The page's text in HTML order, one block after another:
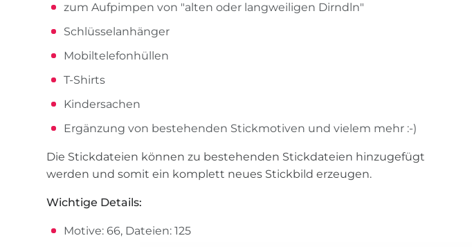
zum Aufpimpen von "alten oder langweiligen Dirndln"
Schlüsselanhänger
Mobiltelefonhüllen
T-Shirts
Kindersachen
Ergänzung von bestehenden Stickmotiven und vielem mehr :-)
Die Stickdateien können zu bestehenden Stickdateien hinzugefügt
werden und somit ein komplett neues Stickbild erzeugen.
Wichtige Details:
Motive: 66, Dateien: 125